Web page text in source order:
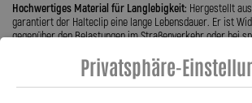
Hochwertiges Material für Langlebigkeit: Hergestellt
garantiert der Halteclip eine lange Lebensdauer. Er ist
gegenüber den Belastungen im Straßenverkehr oder bei
Performance-Optimierung im Motorsport:
Der Halteclip
Bremsleitungen ist besonders in
Privatsphäre-